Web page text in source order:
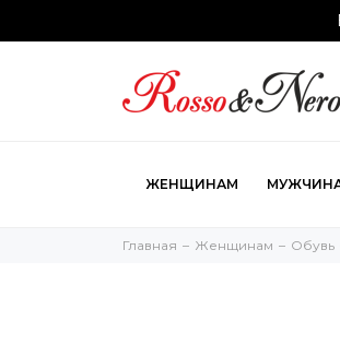
ЖЕНЩИНАМ
Главная Женщинам Обувь